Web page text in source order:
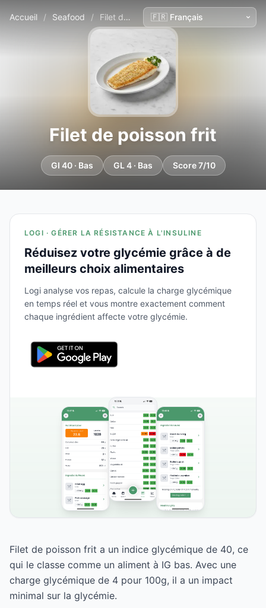
Accueil / Seafood / Filet de poisson frit
Filet de poisson frit
GI 40 · Bas GL 4 · Bas Score 7/10
LOGI · GÉRER LA RÉSISTANCE À L'INSULINE
Réduisez votre glycémie grâce à de
meilleurs choix alimentaires
Logi analyse vos repas, calcule la charge glycémique
en temps réel et vous montre exactement comment
chaque ingrédient affecte votre glycémie.
Filet de poisson frit a un indice glycémique de 40, ce
qui le classe comme un aliment à IG bas. Avec une
charge glycémique de 4 pour 100g, il a un impact
minimal sur la glycémie.